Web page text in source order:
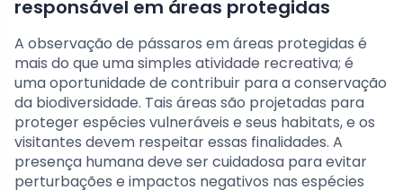
responsável em áreas protegidas
A observação de pássaros em áreas protegidas é
mais do que uma simples atividade recreativa; é
uma oportunidade de contribuir para a conservação
da biodiversidade. Tais áreas são projetadas para
proteger espécies vulneráveis e seus habitats, e os
visitantes devem respeitar essas finalidades. A
presença humana deve ser cuidadosa para evitar
perturbações e impactos negativos nas espécies